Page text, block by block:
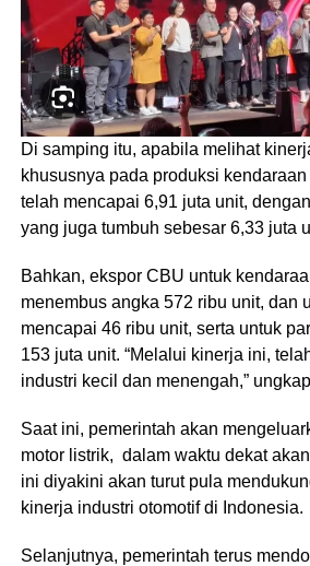
Di samping itu, apabila melihat
khususnya pada produksi
telah mencapai 6,91 juta unit,
yang juga tumbuh sebesar 6,33 juta
Bahkan, ekspor CBU untuk
menembus angka 572 ribu unit, dan
mencapai 46 ribu unit, serta untuk
153 juta unit. “Melalui kinerja ini,
industri kecil dan menengah,”
Saat ini, pemerintah akan
motor listrik, dalam waktu dekat
ini diyakini akan turut pula
kinerja industri otomotif di Indonesia.
Selanjutnya, pemerintah terus